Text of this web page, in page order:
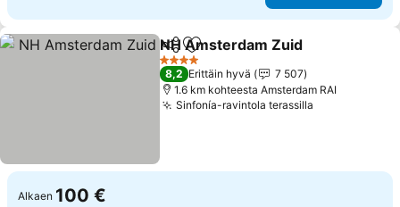
Jaa Lisää suosikkeihin
NH Amsterdam Zuid
4 Tähtiluokitus
8,2 Erittäin hyvä
7 507
1.6 km kohteesta Amsterdam RAI
Sinfonía-ravintola terassilla
Alkaen 100 €